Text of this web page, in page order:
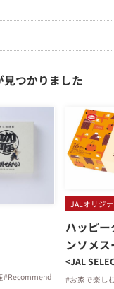
つかりました
#Recommend
JALオリジ
ハッピー
ンソメ
<JAL
#お家で楽し